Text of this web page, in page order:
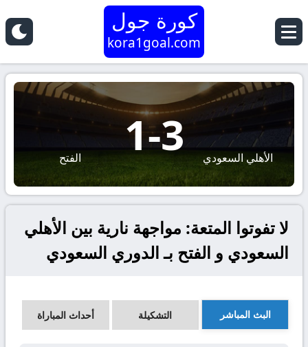
كورة جول
kora1goal.com
الأهلي السعودي 3
-
1 الفتح
لا تفوتوا المتعة: مواجهة نارية بين الأهلي
السعودي و الفتح بـ الدوري السعودي
البث المباشر التشكيلة أحداث المباراة